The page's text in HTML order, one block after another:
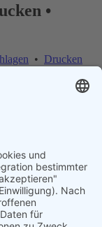
•
• Drucken
oder
falsch